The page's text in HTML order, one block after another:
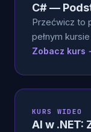
C# —
Przećwicz to
pełnym
Zobacz kurs
KURS WIDEO
AI w